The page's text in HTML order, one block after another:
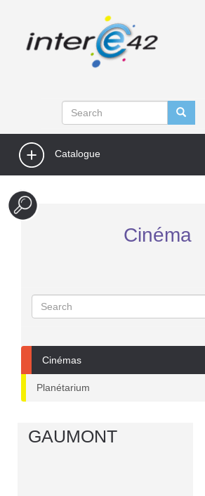
Catalogue
Cinéma
Cinémas
Planétarium
GAUMONT